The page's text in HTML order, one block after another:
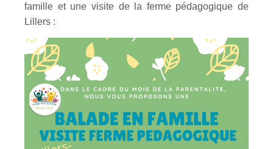
famille et une visite de la ferme pédagogique de
Lillers :